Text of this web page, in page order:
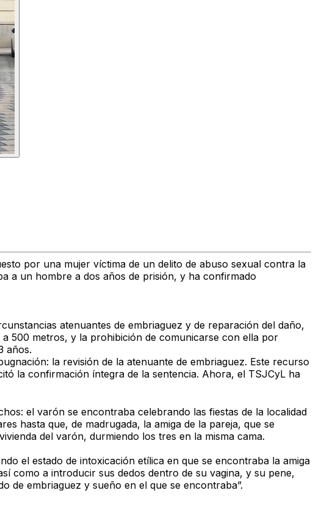
por una mujer víctima de un delito de abuso sexual contra la
a un hombre a dos años de prisión, y ha confirmado
atenuantes de embriaguez y de reparación del daño,
a 500 metros, y la prohibición de comunicarse con ella por
años.
la revisión de la atenuante de embriaguez. Este recurso
la confirmación íntegra de la sentencia. Ahora, el TSJCyL ha
el varón se encontraba celebrando las fiestas de la localidad
hasta que, de madrugada, la amiga de la pareja, que se
vivienda del varón, durmiendo los tres en la misma cama.
el estado de intoxicación etílica en que se encontraba la amiga
como a introducir sus dedos dentro de su vagina, y su pene,
de embriaguez y sueño en el que se encontraba”.